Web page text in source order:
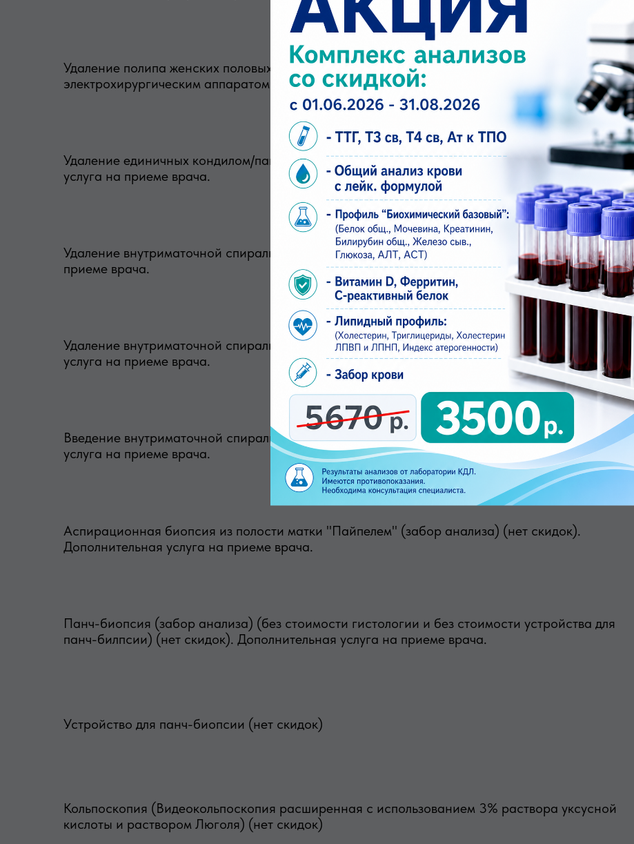
Удаление полипа женских половых органов (влагалища, цервикального канала, шейки матки )
электрохирургическим аппаратом (нет скидок). Дополнительная услуга на приеме врача.
Удаление единичных кондилом/папиллом электрохирургическим аппаратом. Дополнительная
услуга на приеме врача.
Удаление внутриматочной спирали ВМС простое (нет скидок). Дополнительная услуга на
приеме врача.
Удаление внутриматочной спирали ВМС инструментальное (нет скидок). Дополнительная
услуга на приеме врача.
Введение внутриматочной спирали ВМС (без стоимости ВМС) (нет скидок). Дополнительная
услуга на приеме врача.
Аспирационная биопсия из полости матки "Пайпелем" (забор анализа) (нет скидок).
Дополнительная услуга на приеме врача.
Панч-биопсия (забор анализа) (без стоимости гистологии и без стоимости устройства для
панч-билпсии) (нет скидок). Дополнительная услуга на приеме врача.
Устройство для панч-биопсии (нет скидок)
Кольпоскопия (Видеокольпоскопия расширенная с использованием 3% раствора уксусной
кислоты и раствором Люголя) (нет скидок)